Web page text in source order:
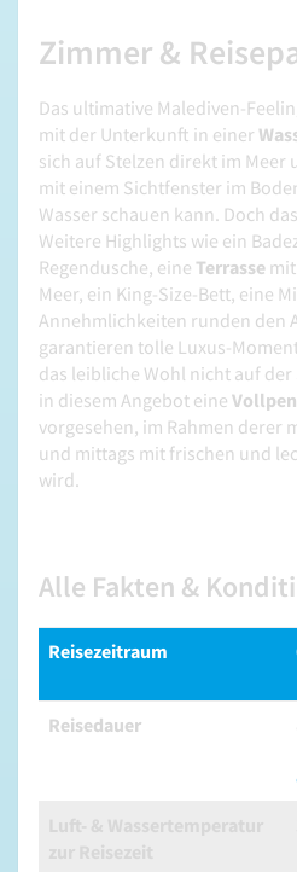
Zimmer &
Das ultimative Malediven-
mit der Unterkunft in einer
sich auf Stelzen direkt im Meer
mit einem Sichtfenster im
Wasser schauen kann. Doch
Weitere Highlights wie ein
Regendusche, eine Terrasse
Meer, ein King-Size-Bett, eine
Annehmlichkeiten runden den
garantieren tolle Luxus-
das leibliche Wohl nicht auf
in diesem Angebot eine
vorgesehen, im Rahmen derer
und mittags mit frischen und
wird.
Alle Fakten &
Reisezeitraum
Reisedauer